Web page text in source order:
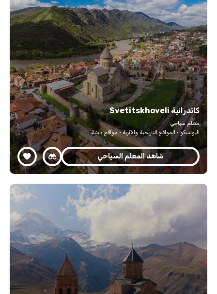
كاتدرائية Svetitskhoveli
معلم سياحي
اليونسكو · المواقع التاريخية والأثرية · مواقع دينية
شاهد المعلم السياحي